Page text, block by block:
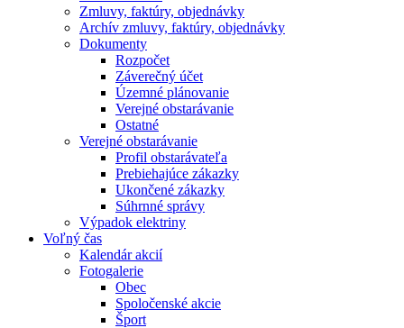
Zmluvy, faktúry, objednávky
Archív zmluvy, faktúry, objednávky
Dokumenty
Rozpočet
Záverečný účet
Územné plánovanie
Verejné obstarávanie
Ostatné
Verejné obstarávanie
Profil obstarávateľa
Prebiehajúce zákazky
Ukončené zákazky
Súhrnné správy
Výpadok elektriny
Voľný čas
Kalendár akcií
Fotogalerie
Obec
Spoločenské akcie
Šport